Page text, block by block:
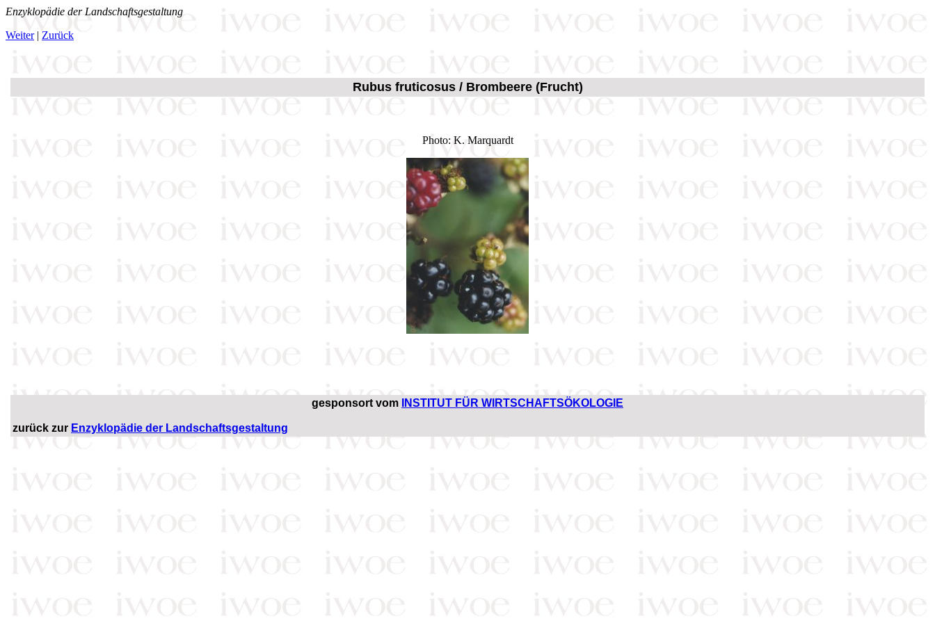
Enzyklopädie der Landschaftsgestaltung
Weiter| Zurück
Rubus fruticosus / Brombeere (Frucht)
Photo: K. Marquardt
gesponsort vom INSTITUT FÜR WIRTSCHAFTSÖKOLOGIE
zurück zur Enzyklopädie der Landschaftsgestaltung